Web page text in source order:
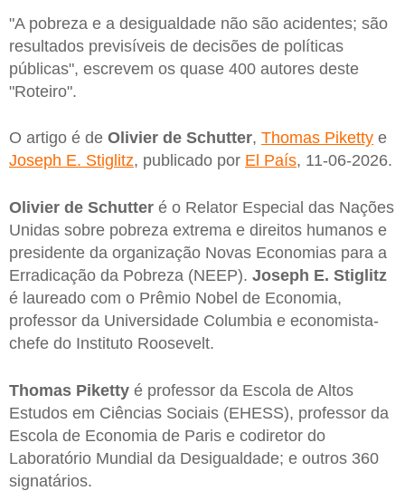
"A pobreza e a desigualdade não são acidentes; são
resultados previsíveis de decisões de políticas
públicas", escrevem os quase 400 autores deste
"Roteiro".
O artigo é de Olivier de Schutter, Thomas Piketty e
Joseph E. Stiglitz, publicado por El País, 11-06-2026.
Olivier de Schutter é o Relator Especial das Nações
Unidas sobre pobreza extrema e direitos humanos e
presidente da organização Novas Economias para a
Erradicação da Pobreza (NEEP). Joseph E. Stiglitz
é laureado com o Prêmio Nobel de Economia,
professor da Universidade Columbia e economista-
chefe do Instituto Roosevelt.
Thomas Piketty é professor da Escola de Altos
Estudos em Ciências Sociais (EHESS), professor da
Escola de Economia de Paris e codiretor do
Laboratório Mundial da Desigualdade; e outros 360
signatários.